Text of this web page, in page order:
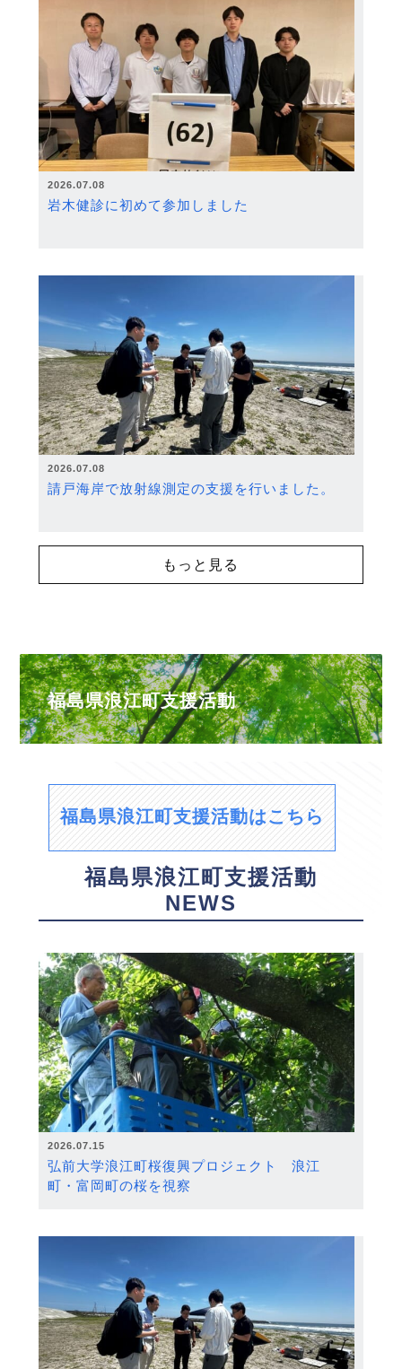
2026.07.08
岩木健診に初めて参加しました
2026.07.08
請戸海岸で放射線測定の支援を行いました。
もっと見る
福島県浪江町支援活動
福島県浪江町支援活動はこちら
福島県浪江町支援活動
NEWS
2026.07.15
弘前大学浪江町桜復興プロジェクト 浪江
町・富岡町の桜を視察